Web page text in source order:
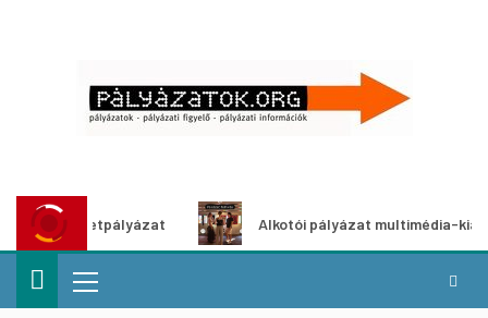
Alkotói pályázat multimédia-kiállításhoz